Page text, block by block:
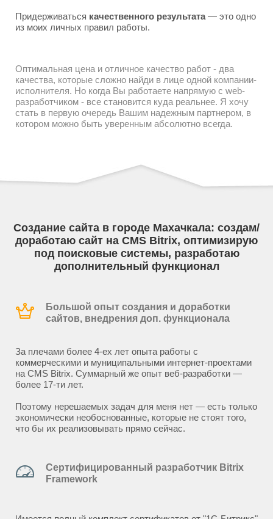
Придерживаться качественного результата— это одно
из моих личных правил работы.
Оптимальная цена и отличное качество работ - два
качества, которые сложно найди в лице одной компании-
исполнителя. Но когда Вы работаете напрямую с web-
разработчиком - все становится куда реальнее. Я хочу
стать в первую очередь Вашим надежным партнером, в
котором можно быть уверенным абсолютно всегда.
Создание сайта в городе Махачкала: создам/
доработаю сайт на CMS Bitrix, оптимизирую
под поисковые системы, разработаю
дополнительный функционал
Большой опыт создания и доработки
сайтов, внедрения доп. функционала
За плечами более 4-ех лет опыта работы с
коммерческими и муниципальными интернет-проектами
на CMS Bitrix. Суммарный же опыт веб-разработки —
более 17-ти лет.
Поэтому нерешаемых задач для меня нет — есть только
экономически необоснованные, которые не стоят того,
что бы их реализовывать прямо сейчас.
Сертифицированный разработчик Bitrix
Framework